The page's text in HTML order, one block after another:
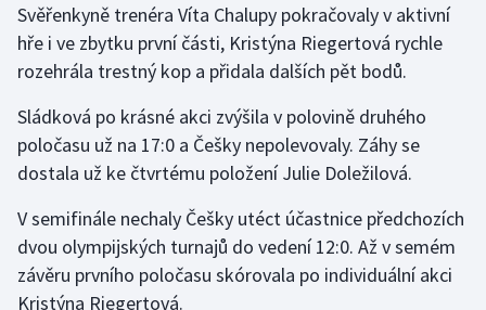
Parasport
Plavání
Plážový volejbal
Ragby
Rychlobruslení
Rychlostní kanoistika
Svěřenkyně trenéra Víta Chalupy pokračovaly v aktivní
hře i ve zbytku první části, Kristýna Riegertová rychle
rozehrála trestný kop a přidala dalších pět bodů.
Sládková po krásné akci zvýšila v polovině druhého
poločasu už na 17:0 a Češky nepolevovaly. Záhy se
dostala už ke čtvrtému položení Julie Doležilová.
V semifinále nechaly Češky utéct účastnice předchozích
dvou olympijských turnajů do vedení 12:0. Až v semém
závěru prvního poločasu skórovala po individuální akci
Kristýna Riegertová.